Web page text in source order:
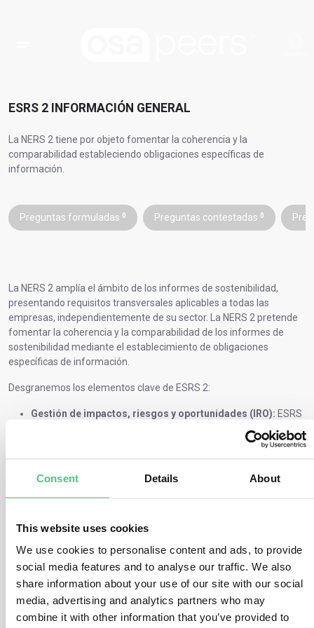
Consent Details About
This website uses cookies
We use cookies to personalise content and ads, to provide
social media features and to analyse our traffic. We also
share information about your use of our site with our social
media, advertising and analytics partners who may
combine it with other information that you’ve provided to
ESRS 2 INFORMACIÓN GENERAL
La NERS 2 tiene por objeto fomentar la coherencia y la
comparabilidad estableciendo obligaciones específicas de
información.
Preguntas formuladas 0 Preguntas contestadas 0
La NERS 2 amplía el ámbito de los informes de sostenibilidad,
presentando requisitos transversales aplicables a todas las
empresas, independientemente de su sector. La NERS 2 pretende
fomentar la coherencia y la comparabilidad de los informes de
sostenibilidad mediante el establecimiento de obligaciones
específicas de información.
Desgranemos los elementos clave de ESRS 2:
Gestión de impactos, riesgos y oportunidades (IRO): ESRS
2 profundiza en los procesos de identificación, evaluación y
gestión de impactos, riesgos y oportunidades, allanando el
sostenibilidad.
órganos administrativos hasta la integración de los resultados
arroja luz sobre los procesos de gobernanza esenciales para
una supervisión eficaz de la sostenibilidad.
(SBM):
La ESRS 2 aclara cómo las empresas pueden alinear
sus estrategias con las preocupaciones materiales de
sostenibilidad, fomentando la coherencia entre los objetivos
corporativos y las expectativas de la sociedad.
Métricas y objetivos (MT):Al definir las métricas y los